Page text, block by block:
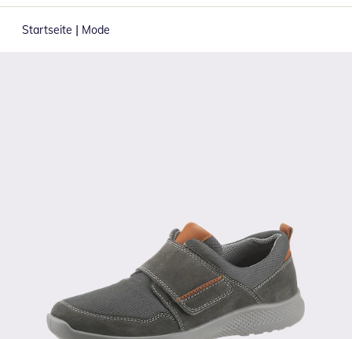
Startseite | Mode